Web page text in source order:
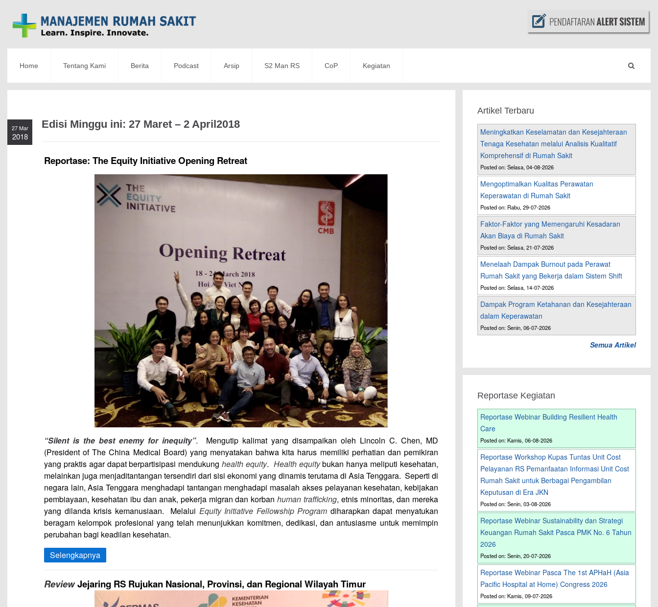
Home Tentang Kami Berita Podcast Arsip S2 Man RS CoP Kegiatan
27 Mar
2018
Edisi Minggu ini: 27 Maret – 2 April2018
Reportase: The Equity Initiative Opening Retreat
“Silent is the best enemy for inequity”. Mengutip kalimat yang disampaikan oleh Lincoln C. Chen, MD
(President of The China Medical Board) yang menyatakan bahwa kita harus memiliki perhatian dan pemikiran
yang praktis agar dapat berpartisipasi mendukunghealth equity. Health equitybukan hanya meliputi kesehatan,
melainkan juga menjaditantangan tersendiri dari sisi ekonomi yang dinamis terutama di Asia Tenggara. Seperti di
negara lain, Asia Tenggara menghadapi tantangan menghadapi masalah akses pelayanan kesehatan, kebijakan
pembiayaan, kesehatan ibu dan anak, pekerja migran dan korbanhuman trafficking, etnis minoritas, dan mereka
yang dilanda krisis kemanusiaan. Melalui Equity Initiative Fellowship Program diharapkan dapat menyatukan
beragam kelompok profesional yang telah menunjukkan komitmen, dedikasi, dan antusiasme untuk memimpin
perubahan bagi keadilan kesehatan.
Selengkapnya
ReviewJejaring RS Rujukan Nasional, Provinsi, dan Regional Wilayah Timur
Artikel Terbaru
Meningkatkan Keselamatan dan Kesejahteraan
Tenaga Kesehatan melalui Analisis Kualitatif
Komprehensif di Rumah Sakit
Posted on: Selasa, 04-08-2026
Mengoptimalkan Kualitas Perawatan
Keperawatan di Rumah Sakit
Posted on: Rabu, 29-07-2026
Faktor-Faktor yang Memengaruhi Kesadaran
Akan Biaya di Rumah Sakit
Posted on: Selasa, 21-07-2026
Menelaah Dampak Burnout pada Perawat
Rumah Sakit yang Bekerja dalam Sistem Shift
Posted on: Selasa, 14-07-2026
Dampak Program Ketahanan dan Kesejahteraan
dalam Keperawatan
Posted on: Senin, 06-07-2026
Semua Artikel
Reportase Kegiatan
Reportase Webinar Building Resilient Health
Care
Posted on: Kamis, 06-08-2026
Reportase Workshop Kupas Tuntas Unit Cost
Pelayanan RS Pemanfaatan Informasi Unit Cost
Rumah Sakit untuk Berbagai Pengambilan
Keputusan di Era JKN
Posted on: Senin, 03-08-2026
Reportase Webinar Sustainability dan Strategi
Keuangan Rumah Sakit Pasca PMK No. 6 Tahun
2026
Posted on: Senin, 20-07-2026
Reportase Webinar Pasca The 1st APHaH (Asia
Pacific Hospital at Home) Congress 2026
Posted on: Kamis, 09-07-2026